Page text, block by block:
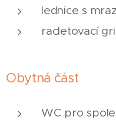
lednice s
racletovací
Obytná část
WC pro